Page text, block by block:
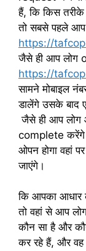
हैं, कि किस
तो सबसे पहले
https://
जैसे ही आप लोग
https://
सामने मोबाइल
डालेंगे उसके बाद
जैसे ही आप लोग
complete
ओपन होगा वहां
जाएंगे।
कि आपका आधार
तो वहां से आप
कौन सा है और
कर रहे हैं, और वह